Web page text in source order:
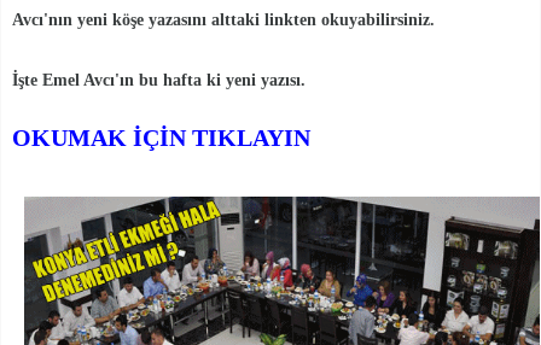
Avcı'nın yeni köşe yazasını alttaki linkten okuyabilirsiniz.
İşte Emel Avcı'ın bu hafta ki yeni yazısı.
OKUMAK İÇİN TIKLAYIN